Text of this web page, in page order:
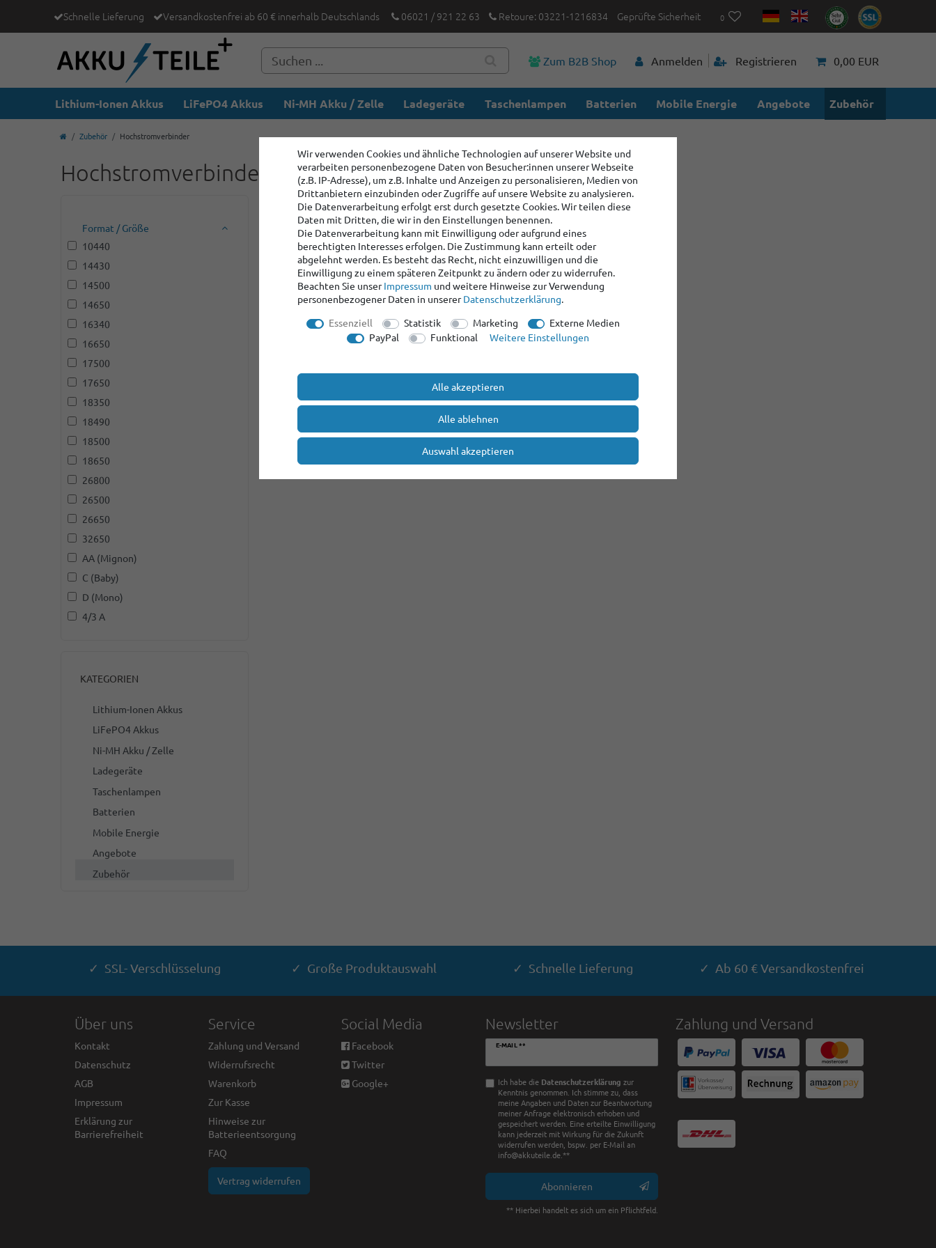
Schnelle Lieferung Versandkostenfrei ab 60 € innerhalb Deutschlands 06021 / 921 22 63 Retoure: 03221-1216834 Geprüfte Sicherheit 0
Zum B2B Shop Anmelden Registrieren 0,00 EUR
Lithium-Ionen Akkus LiFePO4 Akkus Ni-MH Akku / Zelle Ladegeräte Taschenlampen Batterien Mobile Energie Angebote Zubehör
Zubehör Hochstromverbinder
Hochstromverbinder
Format / Größe
10440
14430
14500
14650
16340
16650
17500
17650
18350
18490
18500
18650
26800
26500
26650
32650
AA (Mignon)
C (Baby)
D (Mono)
4/3 A
KATEGORIEN
Lithium-Ionen Akkus
LiFePO4 Akkus
Ni-MH Akku / Zelle
Ladegeräte
Taschenlampen
Batterien
Mobile Energie
Angebote
Zubehör
✓ SSL- Verschlüsselung ✓ Große Produktauswahl ✓ Schnelle Lieferung ✓ Ab 60 € Versandkostenfrei
Wir verwenden Cookies und ähnliche Technologien auf unserer Website und
verarbeiten personenbezogene Daten von Besucher:innen unserer Webseite
(z.B. IP-Adresse), um z.B. Inhalte und Anzeigen zu personalisieren, Medien von
Drittanbietern einzubinden oder Zugriffe auf unsere Website zu analysieren.
Die Datenverarbeitung erfolgt erst durch gesetzte Cookies. Wir teilen diese
Daten mit Dritten, die wir in den Einstellungen benennen.
Die Datenverarbeitung kann mit Einwilligung oder aufgrund eines
berechtigten Interesses erfolgen. Die Zustimmung kann erteilt oder
abgelehnt werden. Es besteht das Recht, nicht einzuwilligen und die
Einwilligung zu einem späteren Zeitpunkt zu ändern oder zu widerrufen.
Beachten Sie unserImpressum und weitere Hinweise zur Verwendung
personenbezogener Daten in unsererDaten­schutz­erklärung.
Essenziell
Statistik Marketing
Externe Medien
PayPal
Funktional Weitere Einstellungen
Alle akzeptieren
Alle ablehnen
Auswahl akzeptieren
Über uns
Kontakt
Datenschutz
AGB
Impressum
Erklärung zur
Barrierefreiheit
Service
Zahlung und Versand
Widerrufsrecht
Warenkorb
Zur Kasse
Hinweise zur
Batterieentsorgung
FAQ
Vertrag widerrufen
Social Media
Facebook
Twitter
Google+
Newsletter
E-MAIL **
Newsletter
Ich habe die Daten­schutz­erklärung zur
Kenntnis genommen. Ich stimme zu, dass
meine Angaben und Daten zur Beantwortung
meiner Anfrage elektronisch erhoben und
gespeichert werden. Eine erteilte Einwilligung
kann jederzeit mit Wirkung für die Zukunft
widerrufen werden, bspw. per E-Mail an
info@akkuteile.de.**
Abonnieren
** Hierbei handelt es sich um ein Pflichtfeld.
Zahlung und Versand